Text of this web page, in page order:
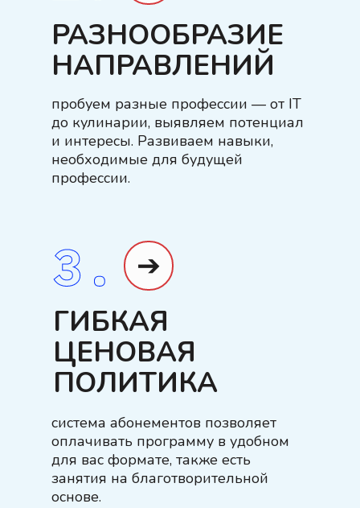
РАЗНООБРАЗИЕ
НАПРАВЛЕНИЙ
пробуем разные профессии — от IT
до кулинарии, выявляем потенциал
и интересы. Развиваем навыки,
необходимые для будущей
профессии.
ГИБКАЯ
ЦЕНОВАЯ
ПОЛИТИКА
система абонементов позволяет
оплачивать программу в удобном
для вас формате, также есть
занятия на благотворительной
основе.
➔